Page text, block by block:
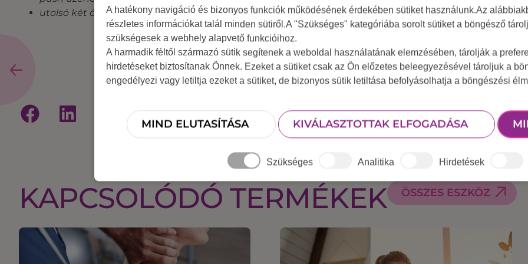
utolsó két óra: mini csapatépítés: táblás játékok és egy perc és nyersz – eredményhirdetés
KAPCSOLÓDÓ TERMÉKEK ÖSSZES ESZKÖZ
A hatékony navigáció és bizonyos funkciók működésének érdekében sütiket használunk.Az
részletes információkat talál minden sütiről.A "Szükséges" kategóriába sorolt sütiket a böngésző
szükségesek a webhely alapvető funkcióihoz.
A harmadik féltől származó sütik segítenek a weboldal használatának elemzésében, tárolják a
hirdetéseket biztosítanak Önnek. Ezeket a sütiket csak az Ön előzetes beleegyezésével tároljuk a
engedélyezi vagy letiltja ezeket a sütiket, de bizonyos sütik letiltása befolyásolhatja a böngészési
MIND ELUTASÍTÁSA KIVÁLASZTOTTAK ELFOGADÁSA
Szükséges Analitika Hirdetések